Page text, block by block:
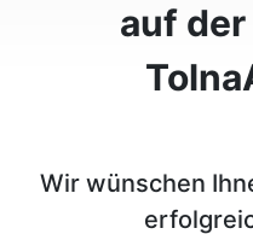
auf
Wir wünschen